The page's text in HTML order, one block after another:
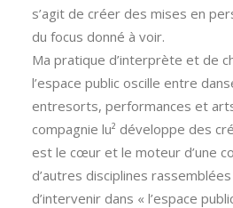
s’agit de créer des mises en
du focus donné à voir.
Ma pratique d’interprète et de
l’espace public oscille entre
entresorts, performances et
compagnie lu² développe des
est le cœur et le moteur d’une
d’autres disciplines
d’intervenir dans « l’espace